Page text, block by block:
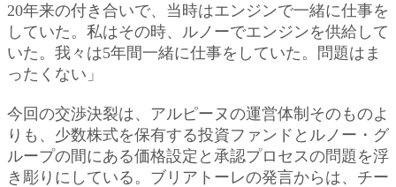
20年来の付き合いで、当時はエンジンで一緒に仕事を
していた。私はその時、ルノーでエンジンを供給して
いた。我々は5年間一緒に仕事をしていた。問題はま
ったくない」
今回の交渉決裂は、アルピーヌの運営体制そのものよ
りも、少数株式を保有する投資ファンドとルノー・グ
ループの間にある価格設定と承認プロセスの問題を浮
き彫りにしている。ブリアトーレの発言からは、チー